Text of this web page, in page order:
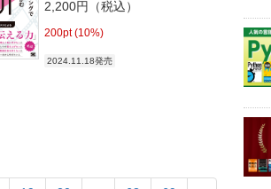
2,200円（税込）
200pt (10%)
2024.11.18発売